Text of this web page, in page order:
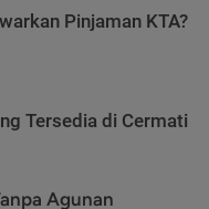
Pinjaman KTA?
Tersedia di Cermati
Agunan